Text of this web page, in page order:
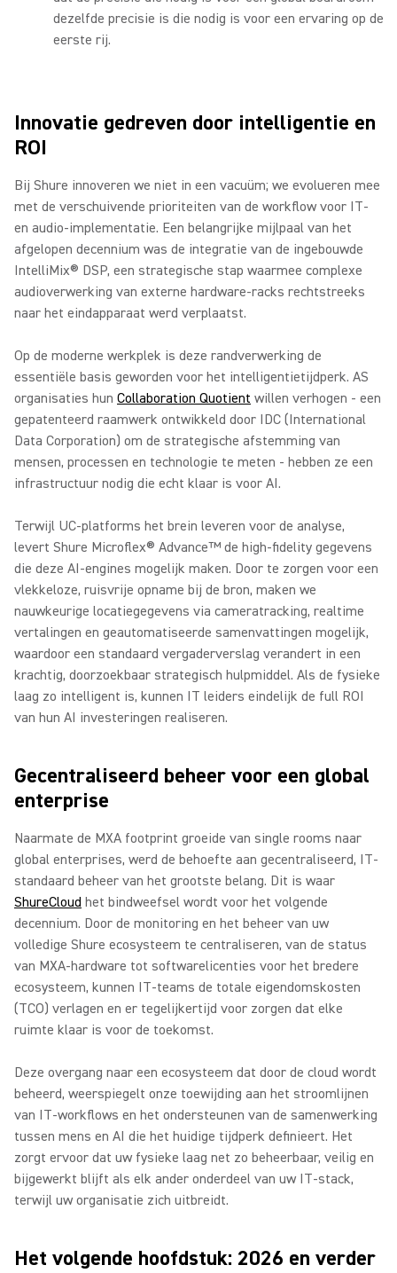
dezelfde precisie is die nodig is voor een ervaring op de
eerste rij.
Innovatie gedreven door intelligentie en
ROI
Bij Shure innoveren we niet in een vacuüm; we evolueren mee
met de verschuivende prioriteiten van de workflow voor IT-
en audio-implementatie. Een belangrijke mijlpaal van het
afgelopen decennium was de integratie van de ingebouwde
IntelliMix® DSP, een strategische stap waarmee complexe
audioverwerking van externe hardware-racks rechtstreeks
naar het eindapparaat werd verplaatst.
Op de moderne werkplek is deze randverwerking de
essentiële basis geworden voor het intelligentietijdperk. AS
organisaties hun Collaboration Quotient willen verhogen - een
gepatenteerd raamwerk ontwikkeld door IDC (International
Data Corporation) om de strategische afstemming van
mensen, processen en technologie te meten - hebben ze een
infrastructuur nodig die echt klaar is voor AI.
Terwijl UC-platforms het brein leveren voor de analyse,
levert Shure Microflex® Advance™ de high-fidelity gegevens
die deze AI-engines mogelijk maken. Door te zorgen voor een
vlekkeloze, ruisvrije opname bij de bron, maken we
nauwkeurige locatiegegevens via cameratracking, realtime
vertalingen en geautomatiseerde samenvattingen mogelijk,
waardoor een standaard vergaderverslag verandert in een
krachtig, doorzoekbaar strategisch hulpmiddel. Als de fysieke
laag zo intelligent is, kunnen IT leiders eindelijk de full ROI
van hun AI investeringen realiseren.
Gecentraliseerd beheer voor een global
enterprise
Naarmate de MXA footprint groeide van single rooms naar
global enterprises, werd de behoefte aan gecentraliseerd, IT-
standaard beheer van het grootste belang. Dit is waar
ShureCloud het bindweefsel wordt voor het volgende
decennium. Door de monitoring en het beheer van uw
volledige Shure ecosysteem te centraliseren, van de status
van MXA-hardware tot softwarelicenties voor het bredere
ecosysteem, kunnen IT-teams de totale eigendomskosten
(TCO) verlagen en er tegelijkertijd voor zorgen dat elke
ruimte klaar is voor de toekomst.
Deze overgang naar een ecosysteem dat door de cloud wordt
beheerd, weerspiegelt onze toewijding aan het stroomlijnen
van IT-workflows en het ondersteunen van de samenwerking
tussen mens en AI die het huidige tijdperk definieert. Het
zorgt ervoor dat uw fysieke laag net zo beheerbaar, veilig en
bijgewerkt blijft als elk ander onderdeel van uw IT-stack,
terwijl uw organisatie zich uitbreidt.
Het volgende hoofdstuk: 2026 en verder